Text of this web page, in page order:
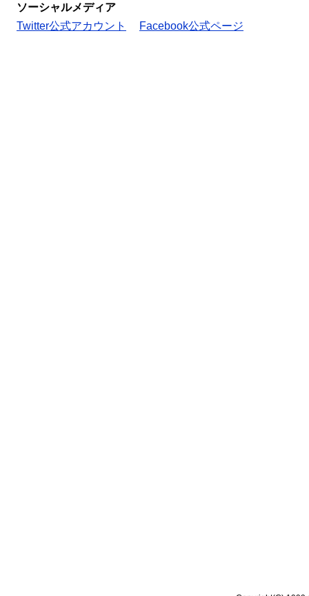
ソーシャルメディア
Twitter公式アカウント
Facebook公式ページ